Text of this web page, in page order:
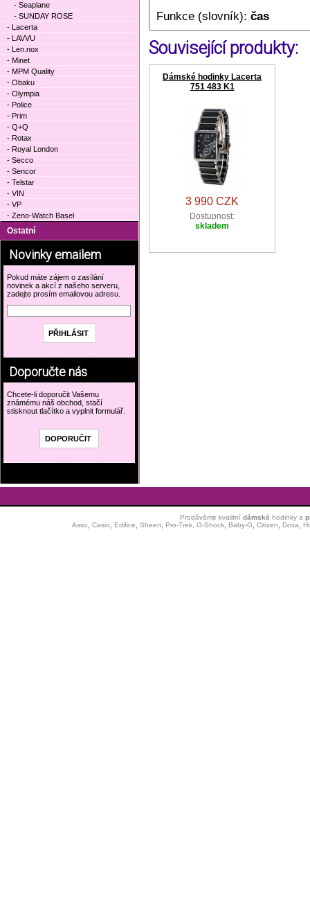
Funkce (slovník): čas
Související produkty:
Dámské hodinky Lacerta
751 483 K1
3 990 CZK
Dostupnost:
skladem
- Seaplane
- SUNDAY ROSE
- Lacerta
- LAVVU
- Len.nox
- Minet
- MPM Quality
- Obaku
- Olympia
- Police
- Prim
- Q+Q
- Rotax
- Royal London
- Secco
- Sencor
- Telstar
- VIN
- VP
- Zeno-Watch Basel
Ostatní
Novinky emailem
Pokud máte zájem o zasílání
novinek a akcí z našeho serveru,
zadejte prosím emailovou adresu.
Doporučte nás
Chcete-li doporučit Vašemu
známému náš obchod, stačí
stisknout tlačítko a vyplnit formulář.
Prodáváme kvalitní dámské hodinkya
Asso
Casio Edifice Sheen Pro-Trek, G-Shock, Baby-G Citizen Doxa